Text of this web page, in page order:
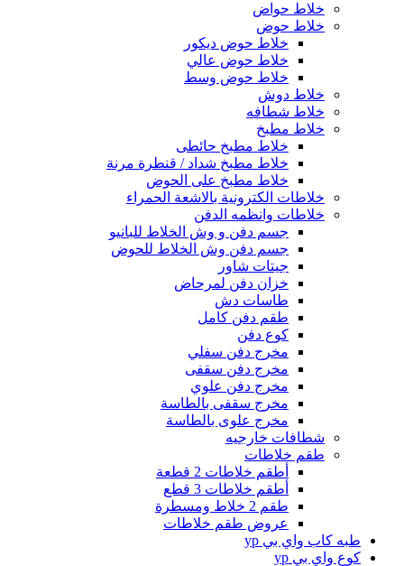
خلاط حواض
خلاط حوض
خلاط حوض ديكور
خلاط حوض عالي
خلاط حوض وسط
خلاط دوش
خلاط شطافه
خلاط مطبخ
خلاط مطبخ حائطى
خلاط مطبخ شداد / قنطرة مرنة
خلاط مطبخ على الحوض
خلاطات الكترونية بالاشعة الحمراء
خلاطات وانظمه الدفن
جسم دفن و وش الخلاط للبانيو
جسم دفن وش الخلاط للحوض
جيتات شاور
خزان دفن لمرحاض
طاسات دش
طقم دفن كامل
كوع دفن
مخرج دفن سفلي
مخرج دفن سقفى
مخرج دفن علوي
مخرج سقفى بالطاسة
مخرج علوى بالطاسة
شطافات خارجيه
طقم خلاطات
أطقم خلاطات 2 قطعة
أطقم خلاطات 3 قطع
طقم 2 خلاط ومسطرة
عروض طقم خلاطات
طبه كاب واي بي yp
كوع واي بي yp